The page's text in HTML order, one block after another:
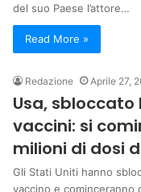
del suo Paese l’attore…
Read More »
Redazione Aprile 27,
Usa, sbloccato
vaccini: si
milioni di dosi
Gli Stati Uniti hanno
vaccino e cominceranno